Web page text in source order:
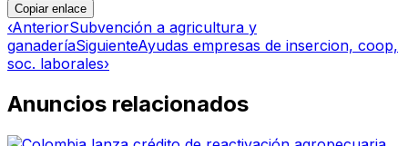
Copiar enlace
‹AnteriorSubvención a agricultura y
ganaderíaSiguienteAyudas empresas de insercion, coop,
soc. laborales›
Anuncios relacionados